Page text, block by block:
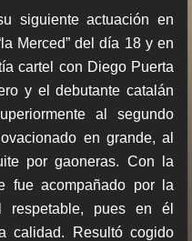
siguiente actuación en
Merced” del día 18 y en
cartel con Diego Puerta
y el debutante catalán
al segundo
en grande, al
por gaoneras. Con la
fue acompañado por la
pues en él
calidad. Resultó cogido